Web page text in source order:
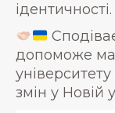
ідентичності.
допоможе
змін у Новій